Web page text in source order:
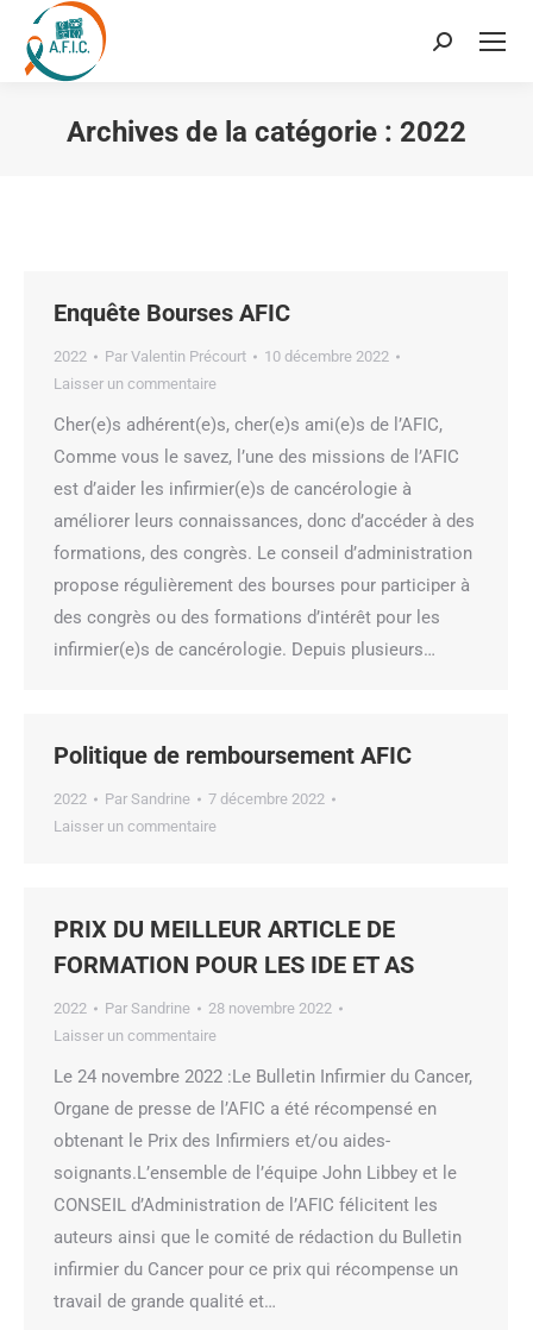
Recherche
Archives de la catégorie : 2022
Enquête Bourses AFIC
2022 Par Valentin Précourt
10 décembre 2022
Laisser un commentaire
Cher(e)s adhérent(e)s, cher(e)s ami(e)s de l’AFIC,
Comme vous le savez, l’une des missions de l’AFIC
est d’aider les infirmier(e)s de cancérologie à
améliorer leurs connaissances, donc d’accéder à des
formations, des congrès. Le conseil d’administration
propose régulièrement des bourses pour participer à
des congrès ou des formations d’intérêt pour les
infirmier(e)s de cancérologie. Depuis plusieurs…
Politique de remboursement AFIC
2022 Par Sandrine
7 décembre 2022
Laisser un commentaire
PRIX DU MEILLEUR ARTICLE DE
FORMATION POUR LES IDE ET AS
2022 Par Sandrine
28 novembre 2022
Laisser un commentaire
Le 24 novembre 2022 :Le Bulletin Infirmier du Cancer,
Organe de presse de l’AFIC a été récompensé en
obtenant le Prix des Infirmiers et/ou aides-
soignants.L’ensemble de l’équipe John Libbey et le
CONSEIL d’Administration de l’AFIC félicitent les
auteurs ainsi que le comité de rédaction du Bulletin
infirmier du Cancer pour ce prix qui récompense un
travail de grande qualité et…